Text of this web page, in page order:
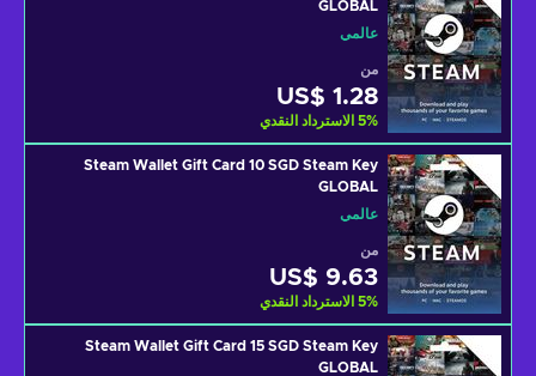
GLOBAL
عالمي
من
US$ 1.28
5% الاسترداد النقدي
Steam Wallet Gift Card 10 SGD Steam Key
GLOBAL
عالمي
من
US$ 9.63
5% الاسترداد النقدي
Steam Wallet Gift Card 15 SGD Steam Key
GLOBAL